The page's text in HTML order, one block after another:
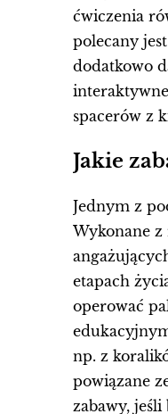
ćwiczenia
polecany
dodatkowo
spacerów z
Jakie
Jednym z
Wykonane z
etapach
operować
np. z
powiązane
zabawy,